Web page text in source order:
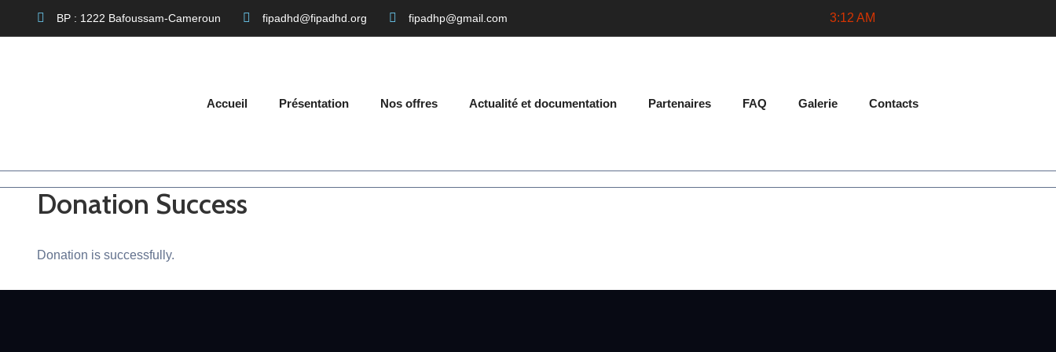
BP : 1222 Bafoussam-Cameroun fipadhd@fipadhd.org fipadhp@gmail.com 3:12 AM
Accueil Présentation Nos offres Actualité et documentation Partenaires FAQ Galerie Contacts
Donation Success
Donation is successfully.